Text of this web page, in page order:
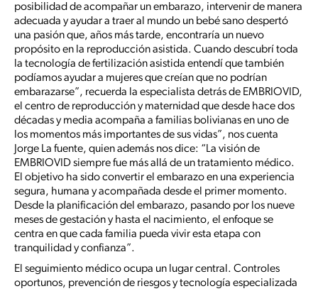
posibilidad de acompañar un embarazo, intervenir de manera
adecuada y ayudar a traer al mundo un bebé sano despertó
una pasión que, años más tarde, encontraría un nuevo
propósito en la reproducción asistida. Cuando descubrí toda
la tecnología de fertilización asistida entendí que también
podíamos ayudar a mujeres que creían que no podrían
embarazarse”, recuerda la especialista detrás de EMBRIOVID,
el centro de reproducción y maternidad que desde hace dos
décadas y media acompaña a familias bolivianas en uno de
los momentos más importantes de sus vidas”, nos cuenta
Jorge La fuente, quien además nos dice: “La visión de
EMBRIOVID siempre fue más allá de un tratamiento médico.
El objetivo ha sido convertir el embarazo en una experiencia
segura, humana y acompañada desde el primer momento.
Desde la planificación del embarazo, pasando por los nueve
meses de gestación y hasta el nacimiento, el enfoque se
centra en que cada familia pueda vivir esta etapa con
tranquilidad y confianza”.
El seguimiento médico ocupa un lugar central. Controles
oportunos, prevención de riesgos y tecnología especializada